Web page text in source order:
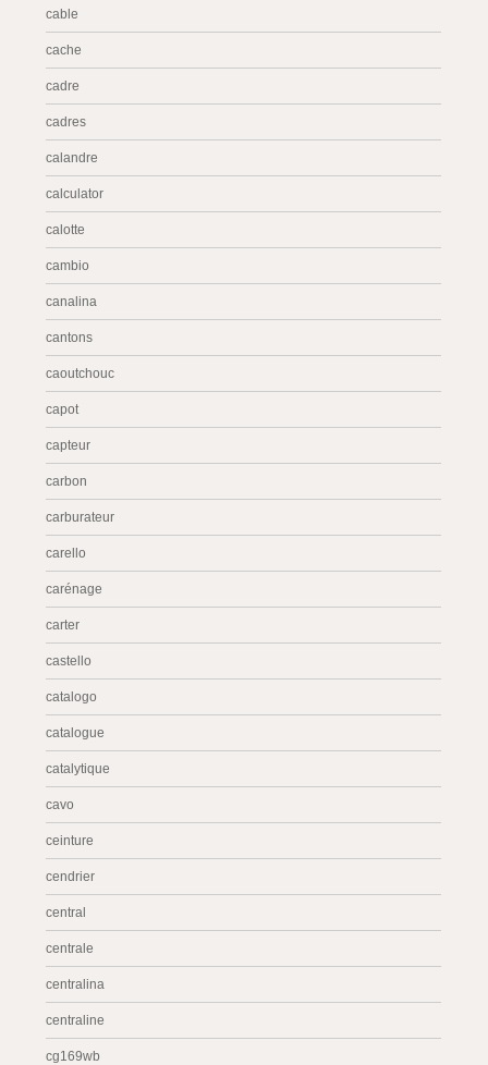
cable
cache
cadre
cadres
calandre
calculator
calotte
cambio
canalina
cantons
caoutchouc
capot
capteur
carbon
carburateur
carello
carénage
carter
castello
catalogo
catalogue
catalytique
cavo
ceinture
cendrier
central
centrale
centralina
centraline
cg169wb